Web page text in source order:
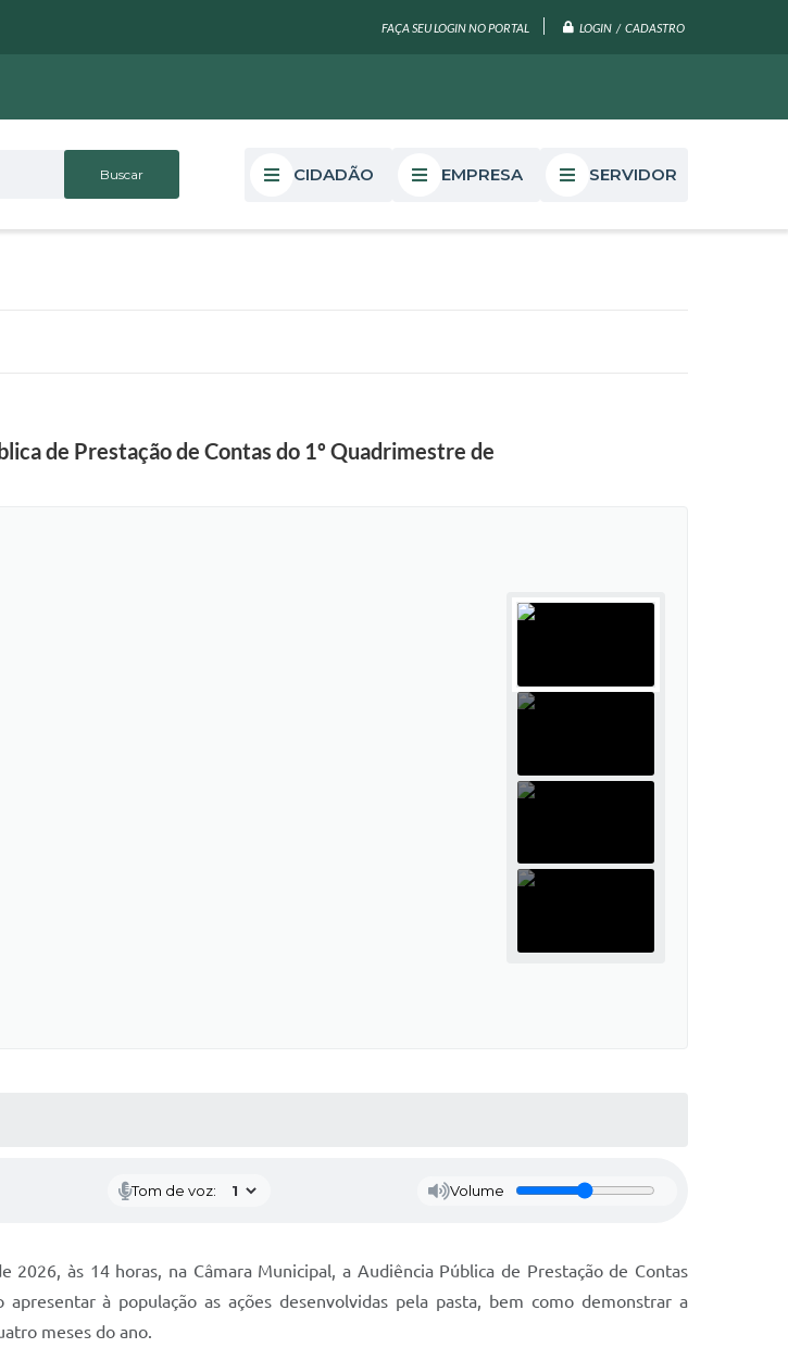
FAÇA SEU LOGIN NO PORTAL LOGIN / CADASTRO
CIDADÃO EMPRESA SERVIDOR
de Prestação de Contas do 1º Quadrimestre de
Tom de voz: Volume
às 14 horas, na Câmara Municipal, a Audiência Pública de Prestação de Contas
à população as ações desenvolvidas pela pasta, bem como demonstrar a
meses do ano.